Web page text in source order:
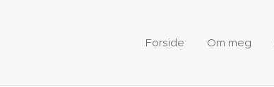
Forside Om meg